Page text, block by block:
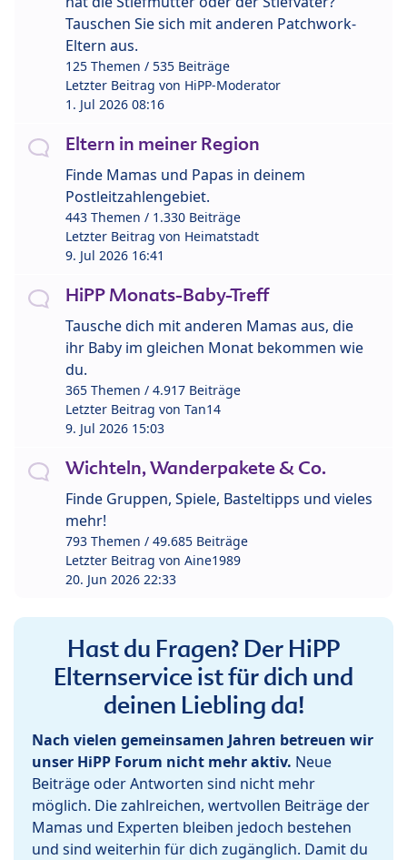
Tauschen Sie sich mit anderen Patchwork-
Eltern aus.
125 Themen / 535 Beiträge
Letzter Beitrag von HiPP-Moderator
1. Jul 2026 08:16
Eltern in meiner Region
Finde Mamas und Papas in deinem
Postleitzahlengebiet.
443 Themen / 1.330 Beiträge
Letzter Beitrag von Heimatstadt
9. Jul 2026 16:41
HiPP Monats-Baby-Treff
Tausche dich mit anderen Mamas aus, die
ihr Baby im gleichen Monat bekommen wie
du.
365 Themen / 4.917 Beiträge
Letzter Beitrag von Tan14
9. Jul 2026 15:03
Wichteln, Wanderpakete & Co.
Finde Gruppen, Spiele, Basteltipps und vieles
mehr!
793 Themen / 49.685 Beiträge
Letzter Beitrag von Aine1989
20. Jun 2026 22:33
Hast du Fragen? Der HiPP
Elternservice ist für dich und
deinen Liebling da!
Nach vielen gemeinsamen Jahren betreuen wir
unser HiPP Forum nicht mehr aktiv. Neue
Beiträge oder Antworten sind nicht mehr
möglich. Die zahlreichen, wertvollen Beiträge der
Mamas und Experten bleiben jedoch bestehen
und sind weiterhin für dich zugänglich. Damit du